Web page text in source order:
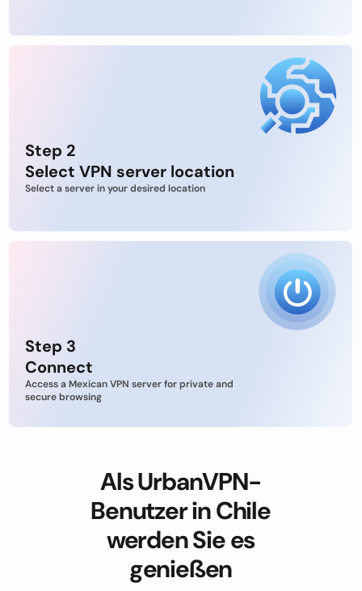
Step 2
Select VPN server location
Select a server in your desired location
Step 3
Connect
Access a Mexican VPN server for private and
secure browsing
Als UrbanVPN-
Benutzer in Chile
werden Sie es
genießen